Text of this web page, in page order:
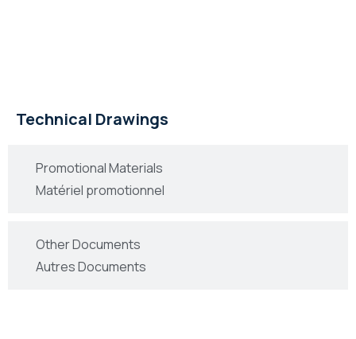
Promotional Materials
Matériel promotionnel
Other Documents
Autres Documents
Technical Drawings